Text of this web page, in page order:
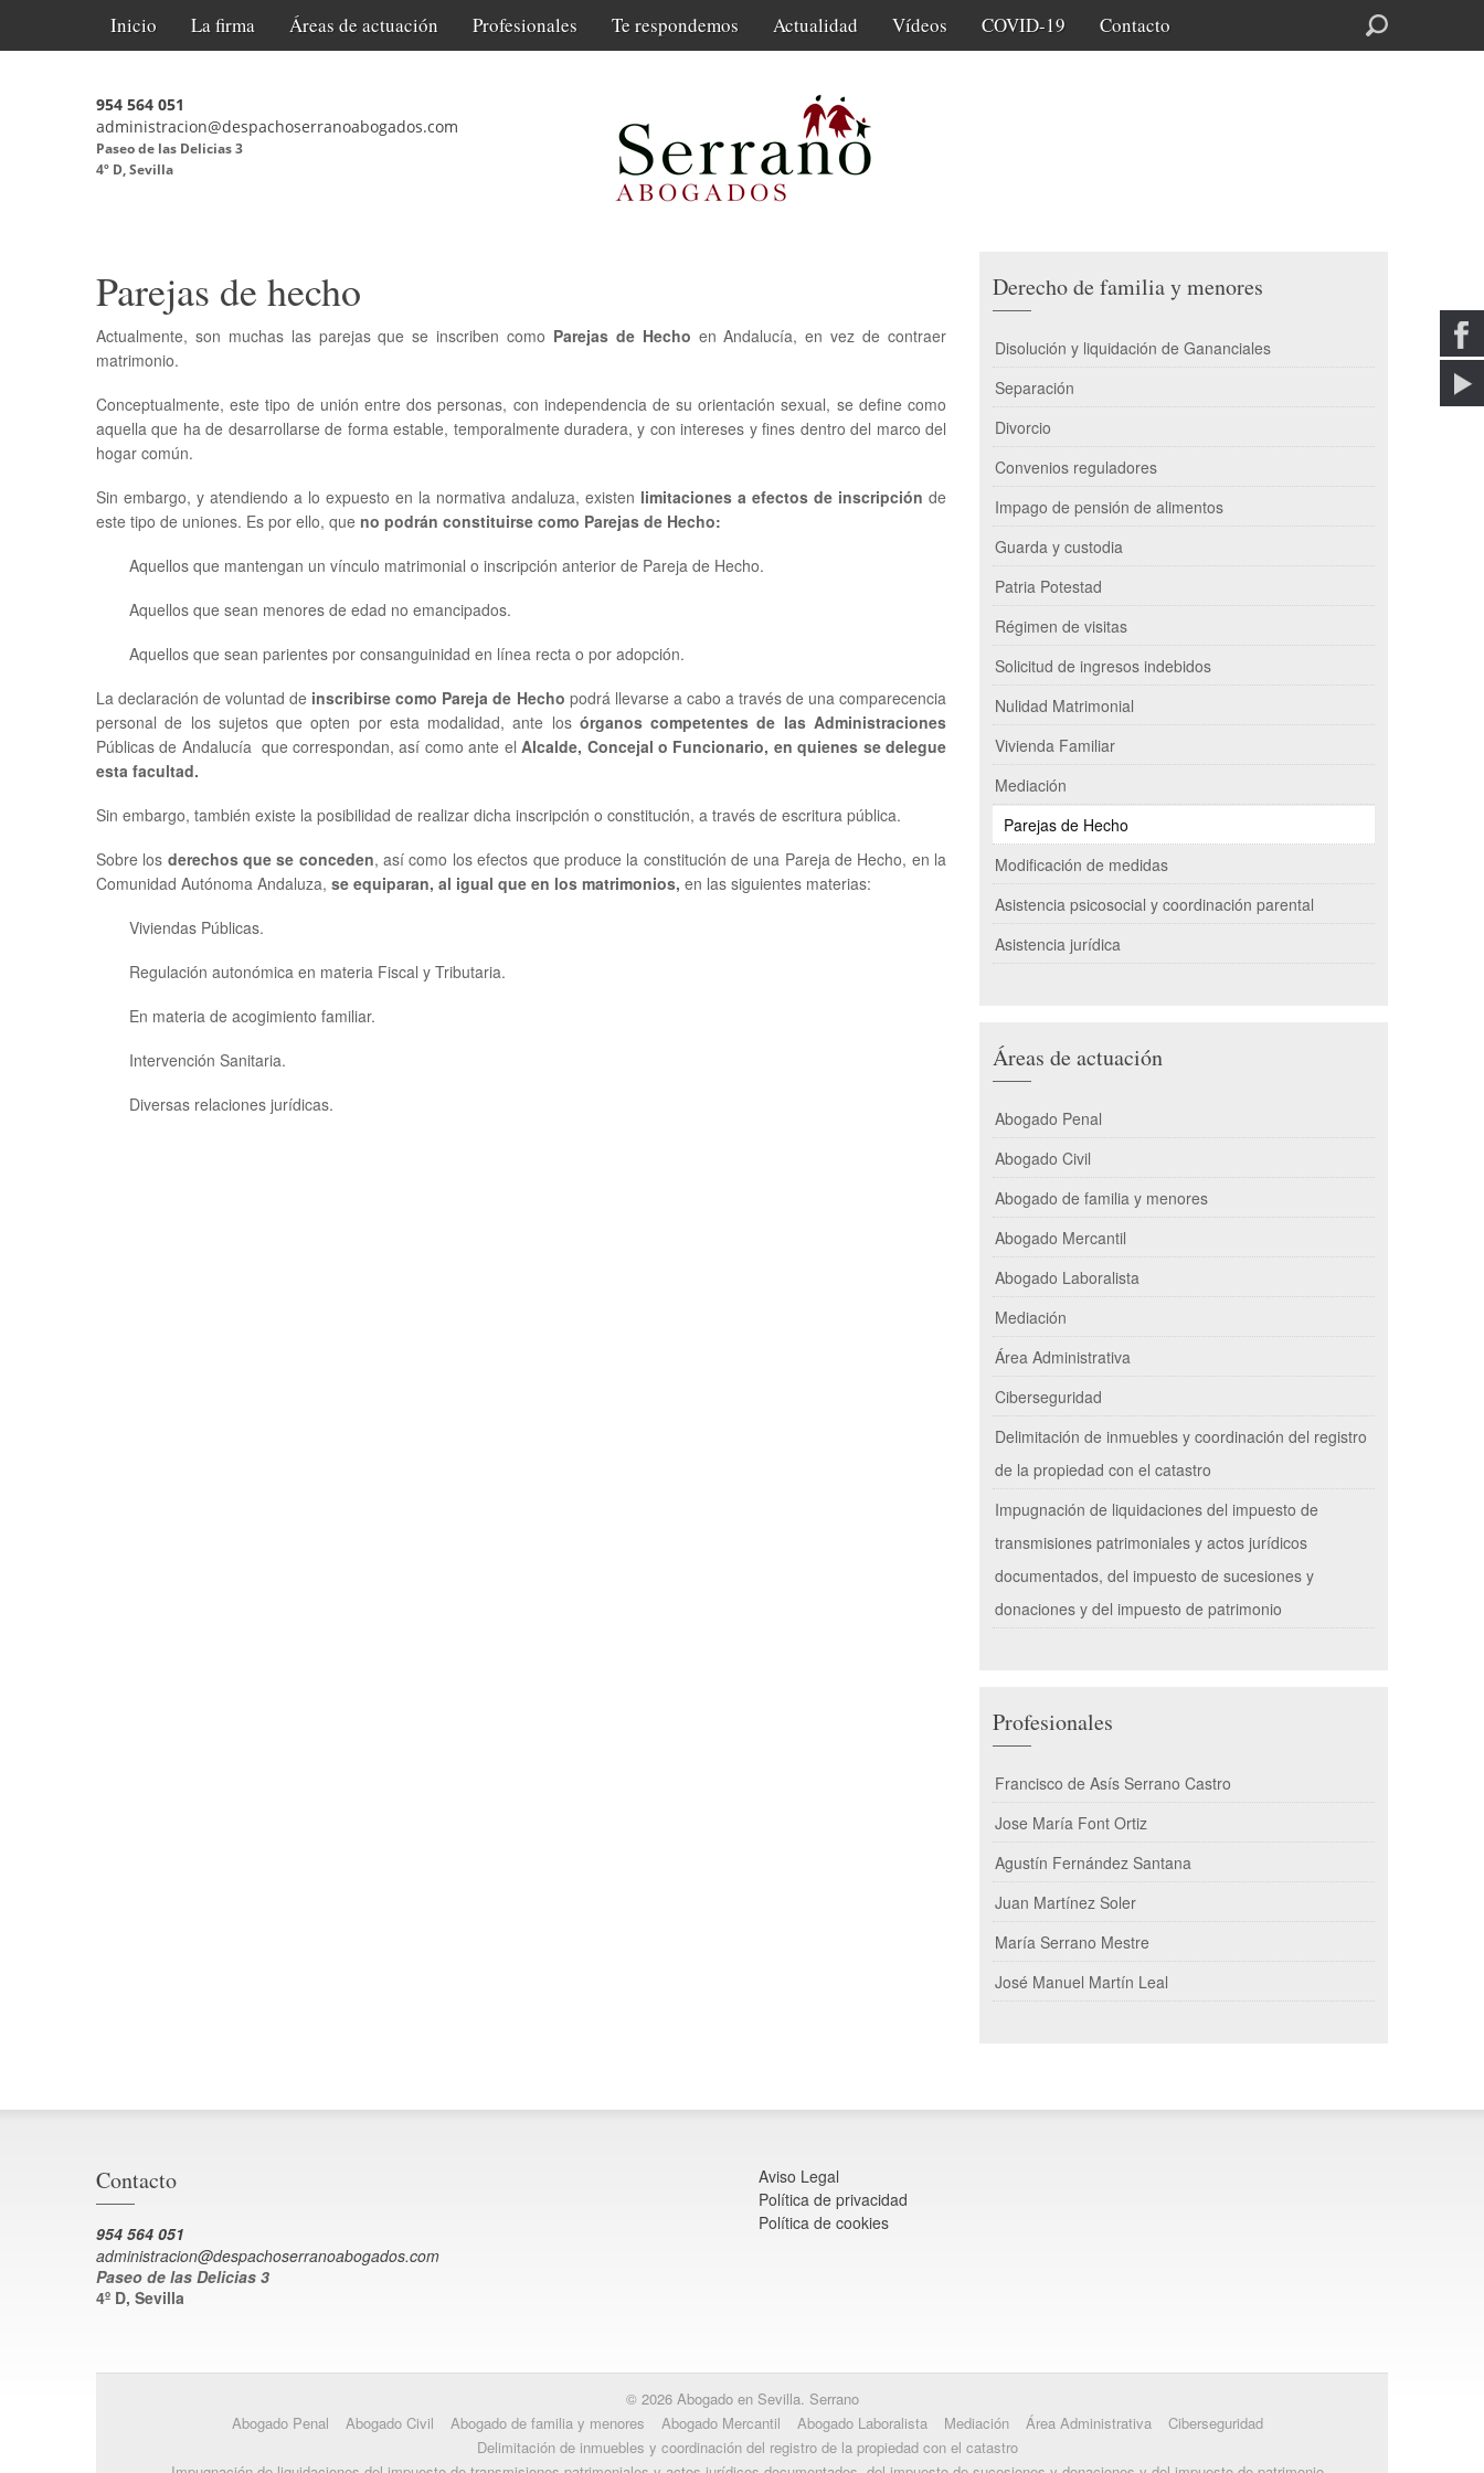
Inicio La firma Áreas de actuación Profesionales Te respondemos Actualidad Vídeos COVID-19 Contacto
954 564 051
administracion@despachoserranoabogados.com
Paseo de las Delicias 3
4º D, Sevilla
Parejas de hecho
Actualmente, son muchas las parejas que se inscriben como Parejas de Hecho en Andalucía, en vez de contraer
matrimonio.
Conceptualmente, este tipo de unión entre dos personas, con independencia de su orientación sexual, se define como
aquella que ha de desarrollarse de forma estable, temporalmente duradera, y con intereses y fines dentro del marco del
hogar común.
Sin embargo, y atendiendo a lo expuesto en la normativa andaluza, existen limitaciones a efectos de inscripción de
este tipo de uniones. Es por ello, que no podrán constituirse como Parejas de Hecho:
Aquellos que mantengan un vínculo matrimonial o inscripción anterior de Pareja de Hecho.
Aquellos que sean menores de edad no emancipados.
Aquellos que sean parientes por consanguinidad en línea recta o por adopción.
La declaración de voluntad de inscribirse como Pareja de Hecho podrá llevarse a cabo a través de una comparecencia
personal de los sujetos que opten por esta modalidad, ante los órganos competentes de las Administraciones
Públicas de Andalucía que correspondan, así como ante elAlcalde, Concejal o Funcionario, en quienes se delegue
esta facultad.
Sin embargo, también existe la posibilidad de realizar dicha inscripción o constitución, a través de escritura pública.
Sobre los derechos que se conceden, así como los efectos que produce la constitución de una Pareja de Hecho, en la
Comunidad Autónoma Andaluza, se equiparan, al igual que en los matrimonios, en las siguientes materias:
Viviendas Públicas.
Regulación autonómica en materia Fiscal y Tributaria.
En materia de acogimiento familiar.
Intervención Sanitaria.
Diversas relaciones jurídicas.
Derecho de familia y menores
Disolución y liquidación de Gananciales
Separación
Divorcio
Convenios reguladores
Impago de pensión de alimentos
Guarda y custodia
Patria Potestad
Régimen de visitas
Solicitud de ingresos indebidos
Nulidad Matrimonial
Vivienda Familiar
Mediación
Parejas de Hecho
Modificación de medidas
Asistencia psicosocial y coordinación parental
Asistencia jurídica
Áreas de actuación
Abogado Penal
Abogado Civil
Abogado de familia y menores
Abogado Mercantil
Abogado Laboralista
Mediación
Área Administrativa
Ciberseguridad
Delimitación de inmuebles y coordinación del registro
de la propiedad con el catastro
Impugnación de liquidaciones del impuesto de
transmisiones patrimoniales y actos jurídicos
documentados, del impuesto de sucesiones y
donaciones y del impuesto de patrimonio
Profesionales
Francisco de Asís Serrano Castro
Jose María Font Ortiz
Agustín Fernández Santana
Juan Martínez Soler
María Serrano Mestre
José Manuel Martín Leal
Contacto
954 564 051
administracion@despachoserranoabogados.com
Paseo de las Delicias 3
4º D, Sevilla
Aviso Legal
Política de privacidad
Política de cookies
© 2026 Abogado en Sevilla. Serrano
Abogado Penal
Abogado Civil Abogado de familia y menores Abogado Mercantil Abogado Laboralista Mediación Área Administrativa
Ciberseguridad
Delimitación de inmuebles y coordinación del registro de la propiedad con el catastro